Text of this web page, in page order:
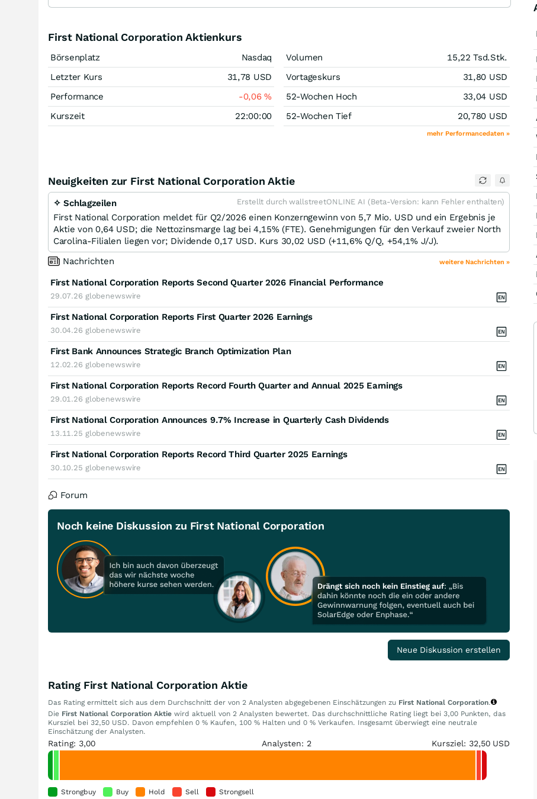
First National Corporation Aktienkurs
Börsenplatz
Nasdaq
Letzter Kurs
31,78 USD
Performance
-0,06%
Kurszeit
22:00:00
Volumen 15,22 Tsd.Stk.
Vortageskurs
31,80 USD
52-Wochen Hoch
33,04 USD
52-Wochen Tief
20,780 USD
mehr Performancedaten »
Neuigkeiten zur First National Corporation Aktie
✧ Schlagzeilen Erstellt durch wallstreetONLINE AI (Beta-Version: kann Fehler enthalten)
First National Corporation meldet für Q2/2026 einen Konzerngewinn von 5,7 Mio. USD und ein Ergebnis je
Aktie von 0,64 USD; die Nettozinsmarge lag bei 4,15% (FTE). Genehmigungen für den Verkauf zweier North
Carolina-Filialen liegen vor; Dividende 0,17 USD. Kurs 30,02 USD (+11,6% Q/Q, +54,1% J/J).
Nachrichten
weitere Nachrichten »
First National Corporation Reports Second Quarter 2026 Financial Performance
29.07.26 globenewswire
First National Corporation Reports First Quarter 2026 Earnings
30.04.26 globenewswire
First Bank Announces Strategic Branch Optimization Plan
12.02.26 globenewswire
First National Corporation Reports Record Fourth Quarter and Annual 2025 Earnings
29.01.26 globenewswire
First National Corporation Announces 9.7% Increase in Quarterly Cash Dividends
13.11.25 globenewswire
First National Corporation Reports Record Third Quarter 2025 Earnings
30.10.25 globenewswire
Forum
Noch keine Diskussion zu First National Corporation
Neue Diskussion erstellen
Rating First National Corporation Aktie
Das Rating ermittelt sich aus dem Durchschnitt der von 2 Analysten abgegebenen Einschätzungen zu First National Corporation.
Die First National Corporation Aktie wird aktuell von 2 Analysten bewertet. Das durchschnittliche Rating liegt bei 3,00 Punkten, das
Kursziel bei 32,50 USD. Davon empfehlen 0 % Kaufen, 100 % Halten und 0 % Verkaufen. Insgesamt überwiegt eine neutrale
Einschätzung der Analysten.
Rating: 3,00 Analysten: 2 Kursziel: 32,50 USD
Strongbuy Buy Hold Sell Strongsell